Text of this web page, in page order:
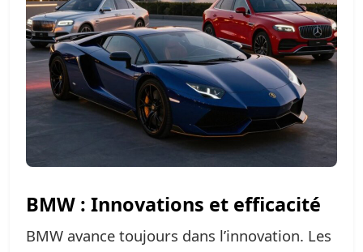
BMW : Innovations et efficacité
BMW avance toujours dans l’innovation. Les